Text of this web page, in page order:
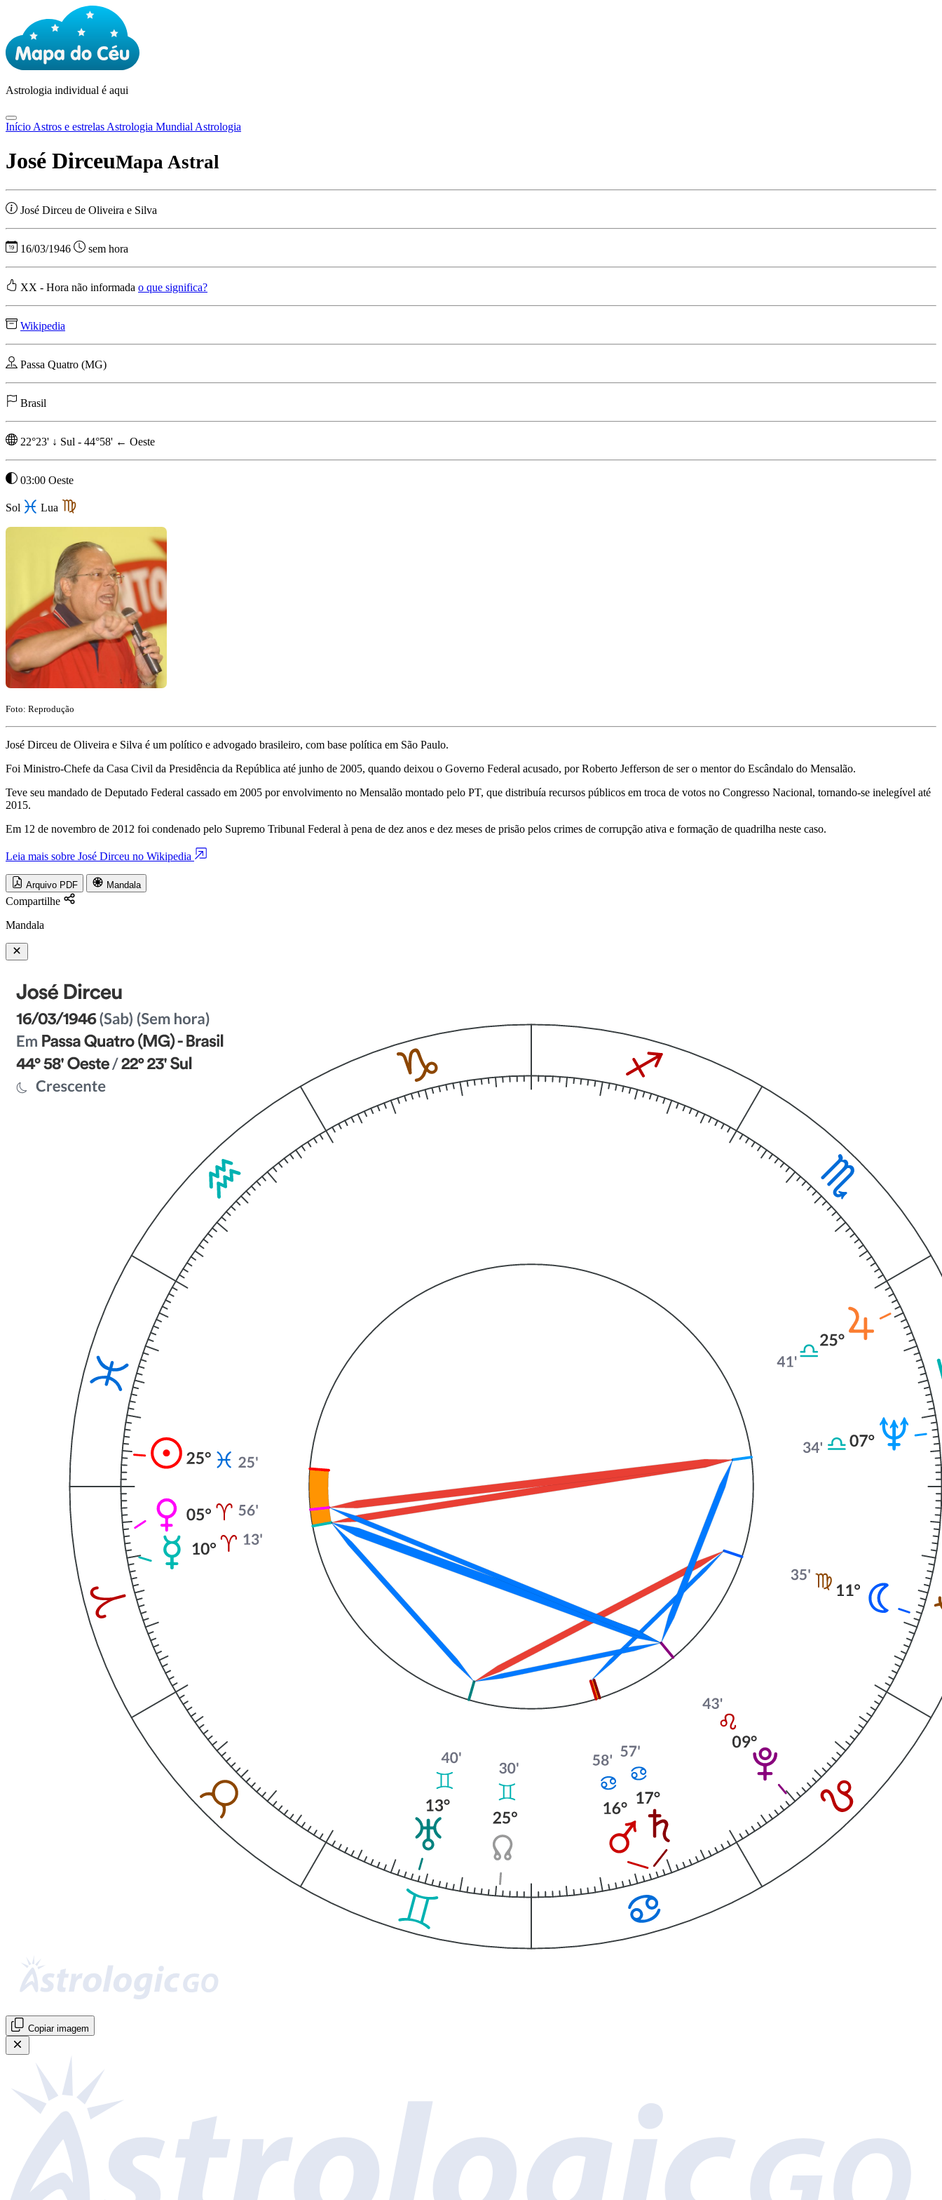
Astrologia individual é aqui
Início Astros e estrelas Astrologia Mundial Astrologia
José DirceuMapa Astral
José Dirceu de Oliveira e Silva
16/03/1946 sem hora
XX - Hora não informada o que significa?
Wikipedia
Passa Quatro (MG)
Brasil
22°23' ↓ Sul - 44°58' ← Oeste
03:00 Oeste
Sol Lua
Foto: Reprodução
José Dirceu de Oliveira e Silva é um político e advogado brasileiro, com base política em São Paulo.
Foi Ministro-Chefe da Casa Civil da Presidência da República até junho de 2005, quando deixou o Governo Federal acusado, por Roberto Jefferson de ser o mentor do Escândalo do Mensalão.
Teve seu mandado de Deputado Federal cassado em 2005 por envolvimento no Mensalão montado pelo PT, que distribuía recursos públicos em troca de votos no Congresso Nacional, tornando-se inelegível até
2015.
Em 12 de novembro de 2012 foi condenado pelo Supremo Tribunal Federal à pena de dez anos e dez meses de prisão pelos crimes de corrupção ativa e formação de quadrilha neste caso.
Leia mais sobre José Dirceu no Wikipedia
Arquivo PDF Mandala
Compartilhe
Mandala
Copiar imagem